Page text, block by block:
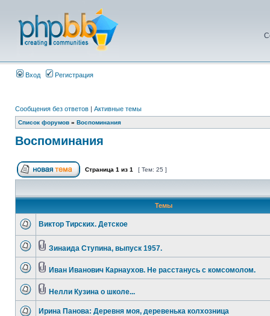
Вход Регистрация
Сообщения без ответов | Активные темы
Список форумов » Воспоминания
Воспоминания
Страница 1 из 1 [ Тем: 25 ]
Темы
Виктор Тирских. Детское
Зинаида Ступина, выпуск 1957.
Иван Иванович Карнаухов. Не расстанусь с комсомолом.
Нелли Кузина о школе...
Ирина Панова: Деревня моя, деревенька колхозница